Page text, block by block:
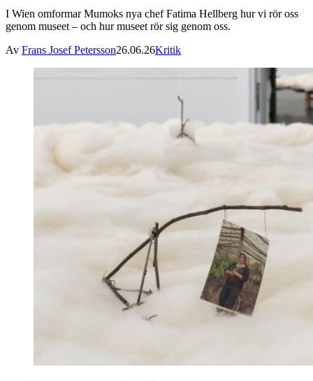
I Wien omformar Mumoks nya chef Fatima Hellberg hur vi rör oss
genom museet – och hur museet rör sig genom oss.
Av Frans Josef Petersson26.06.26Kritik